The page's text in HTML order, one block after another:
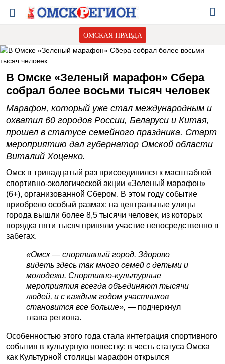
ОМСКАЯ ПРАВДА
В Омске «Зеленый марафон» Сбера
собрал более восьми тысяч человек
Марафон, который уже стал международным и
охватил 60 городов России, Беларуси и Китая,
прошел в статусе семейного праздника. Старт
мероприятию дал губернатор Омской области
Виталий Хоценко.
Омск в тринадцатый раз присоединился к масштабной
спортивно-экологической акции «Зеленый марафон»
(6+), организованной Сбером. В этом году событие
приобрело особый размах: на центральные улицы
города вышли более 8,5 тысячи человек, из которых
порядка пяти тысяч приняли участие непосредственно в
забегах.
«Омск — спортивный город. Здорово
видеть здесь так много семей с детьми и
молодежи. Спортивно-культурные
мероприятия всегда объединяют тысячи
людей, и с каждым годом участников
становится все больше», — подчеркнул
глава региона.
Особенностью этого года стала интеграция спортивного
события в культурную повестку: в честь статуса Омска
как Культурной столицы марафон открылся